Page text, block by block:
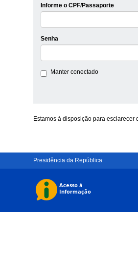
Informe o CPF/Passaporte
Senha
Manter conectado
Estamos à disposição para
Presidência da República